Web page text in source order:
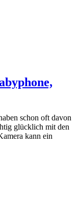
schon oft davon
glücklich mit den
kann ein